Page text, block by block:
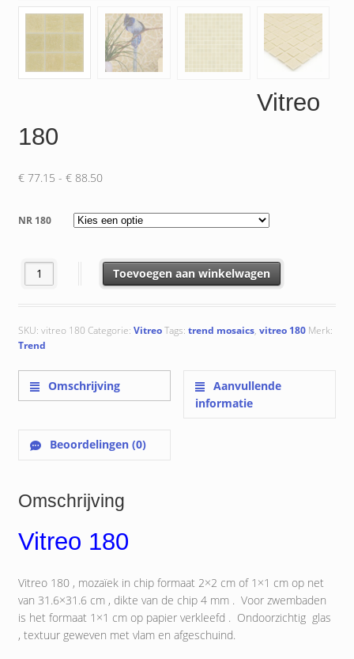
Vitreo
180
€77.15 - €88.50Prijsklasse:
tot
€ 88.50
NR 180
Vitreo 180 aantal Toevoegen aan winkelwagen
SKU: vitreo 180 Categorie: VitreoTags: trend mosaics, vitreo 180 Merk:
Trend
Omschrijving
Aanvullende
informatie
Beoordelingen (0)
Omschrijving
Vitreo 180
Vitreo 180 , mozaïek in chip formaat 2×2 cm of 1×1 cm op net
van 31.6×31.6 cm , dikte van de chip 4 mm . Voor zwembaden
is het formaat 1×1 cm op papier verkleefd . Ondoorzichtig glas
, textuur geweven met vlam en afgeschuind.